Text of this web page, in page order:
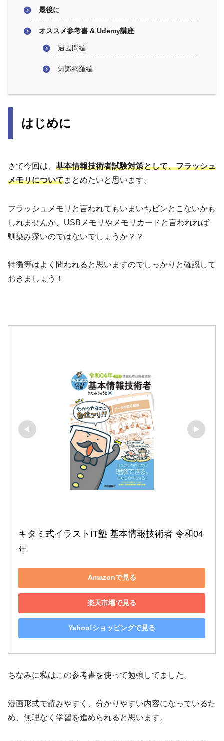
最後に
オススメ参考書 & Udemy講座
過去問編
知識網羅編
はじめに
さて今回は、 基本情報技術者試験対策として、フラッシュ
メモリについてまとめたいと思います。
フラッシュメモリと言われてもいまいちピンとこないかも
しれませんが、USBメモリやメモリカードと言われれば
馴染み深いのではないでしょうか？？
特徴等はよく問われると思いますのでしっかりと確認して
おきましょう！
キタミ式イラストIT塾 基本情報技術者 令和04
年
Amazonで見る
楽天市場で見る
Yahoo!ショッピングで見る
ちなみに私はこの参考書を使って勉強してました。
漫画形式で読みやすく、分かりやすい内容になっているた
め、無理なく学習を進められると思います。